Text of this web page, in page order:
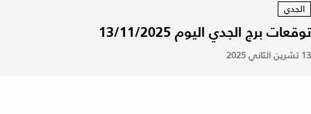
الجدي
توقعات برج الجدي اليوم 13/11/2025
13 تشرين الثاني 2025